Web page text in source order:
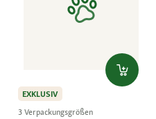
EXKLUSIV
3 Verpackungsgrößen